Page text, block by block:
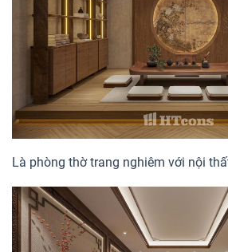
Là phòng thờ trang nghiêm với nội